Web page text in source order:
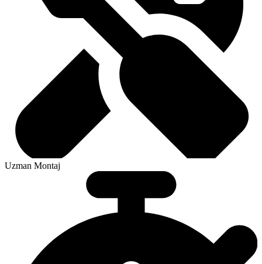
Uzman Montaj